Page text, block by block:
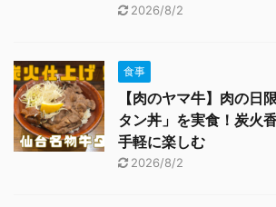
2026/8/2
食事
【肉のヤマ牛】肉の日
タン丼」を実食！炭火
手軽に楽しむ
2026/8/2